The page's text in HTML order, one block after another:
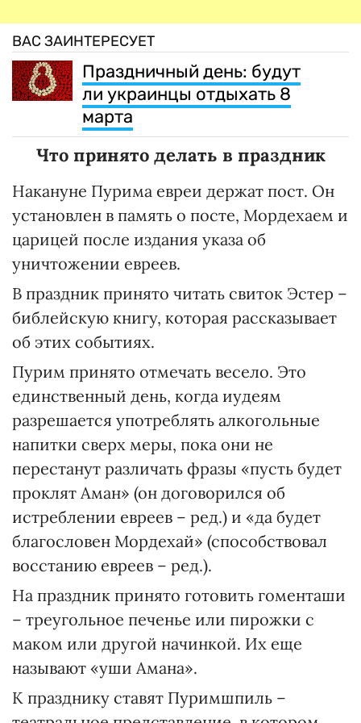
ВАС ЗАИНТЕРЕСУЕТ
Праздничный день: будут
ли украинцы отдыхать 8
марта
Что принято делать в праздник
Накануне Пурима евреи держат пост. Он
установлен в память о посте, Мордехаем и
царицей после издания указа об
уничтожении евреев.
В праздник принято читать свиток Эстер –
библейскую книгу, которая рассказывает
об этих событиях.
Пурим принято отмечать весело. Это
единственный день, когда иудеям
разрешается употреблять алкогольные
напитки сверх меры, пока они не
перестанут различать фразы «пусть будет
проклят Аман» (он договорился об
истреблении евреев – ред.) и «да будет
благословен Мордехай» (способствовал
восстанию евреев – ред.).
На праздник принято готовить гоменташи
– треугольное печенье или пирожки с
маком или другой начинкой. Их еще
называют «уши Амана».
К празднику ставят Пуримшпиль –